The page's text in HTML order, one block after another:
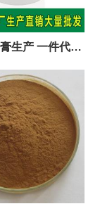
生产 一件代发
代加